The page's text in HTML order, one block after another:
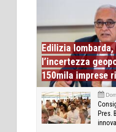
Edilizia lombarda,
l’incertezza
150mila imprese
Pres.